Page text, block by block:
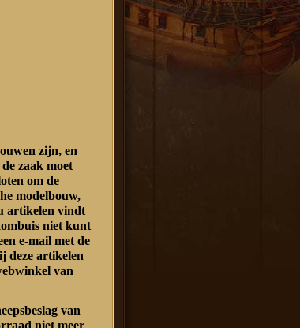
zijn, en
zaak moet
om de
modelbouw,
artikelen vindt
niet kunt
e-mail met de
deze artikelen
van
van
niet meer